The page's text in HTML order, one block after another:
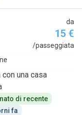
da
15 €
/passeggiata
una casa
di recente
fa